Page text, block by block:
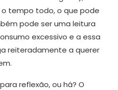
tempo todo, o que pode
pode ser uma leitura
excessivo e a essa
reiteradamente a querer
reflexão, ou há? O